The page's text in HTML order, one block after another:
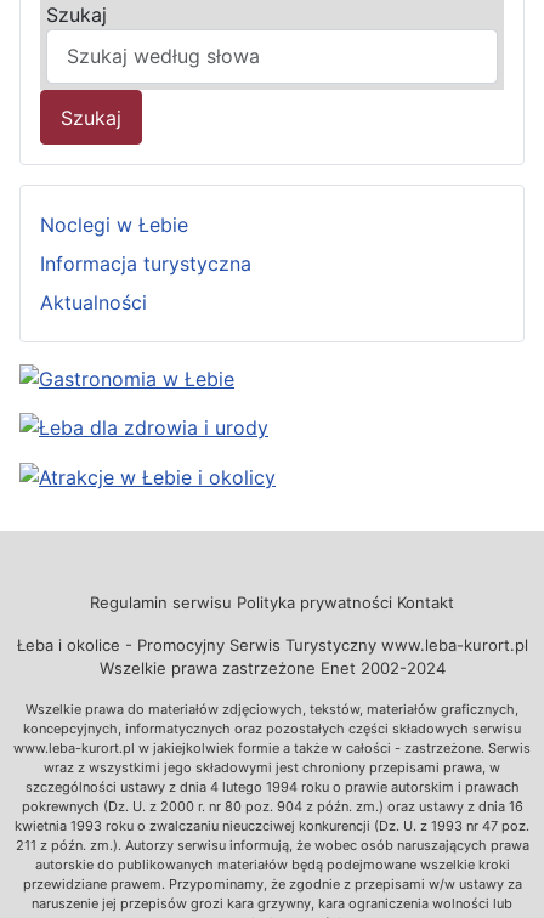
Szukaj
Szukaj
Noclegi w Łebie
Informacja turystyczna
Aktualności
Regulamin serwisu Polityka prywatności Kontakt
Łeba i okolice - Promocyjny Serwis Turystyczny www.leba-kurort.pl
Wszelkie prawa zastrzeżone Enet 2002-2024
Wszelkie prawa do materiałów zdjęciowych, tekstów, materiałów graficznych,
koncepcyjnych, informatycznych oraz pozostałych części składowych serwisu
www.leba-kurort.pl w jakiejkolwiek formie a także w całości - zastrzeżone. Serwis
wraz z wszystkimi jego składowymi jest chroniony przepisami prawa, w
szczególności ustawy z dnia 4 lutego 1994 roku o prawie autorskim i prawach
pokrewnych (Dz. U. z 2000 r. nr 80 poz. 904 z późn. zm.) oraz ustawy z dnia 16
kwietnia 1993 roku o zwalczaniu nieuczciwej konkurencji (Dz. U. z 1993 nr 47 poz.
211 z późn. zm.). Autorzy serwisu informują, że wobec osób naruszających prawa
autorskie do publikowanych materiałów będą podejmowane wszelkie kroki
przewidziane prawem. Przypominamy, że zgodnie z przepisami w/w ustawy za
naruszenie jej przepisów grozi kara grzywny, kara ograniczenia wolności lub